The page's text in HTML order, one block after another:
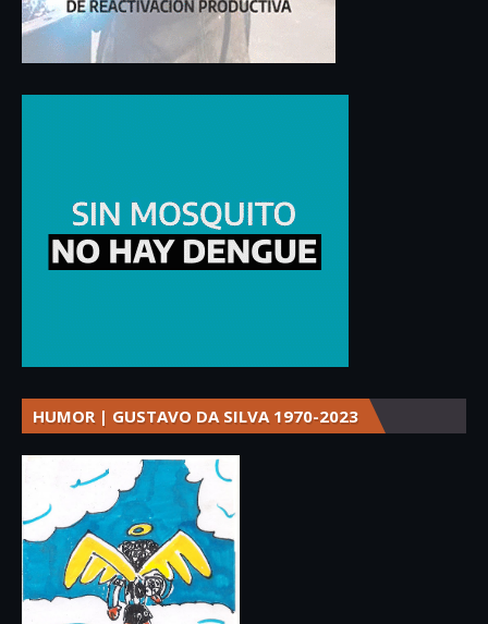
HUMOR | GUSTAVO DA SILVA 1970-2023